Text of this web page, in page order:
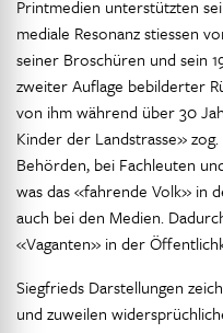
Printmedien unterstützten
mediale Resonanz stiessen
seiner Broschüren und sein
zweiter Auflage bebilderter
von ihm während über 30
Kinder der Landstrasse»
Behörden, bei Fachleuten
was das «fahrende Volk» in
auch bei den Medien.
«Vaganten» in der
Siegfrieds Darstellungen
und zuweilen